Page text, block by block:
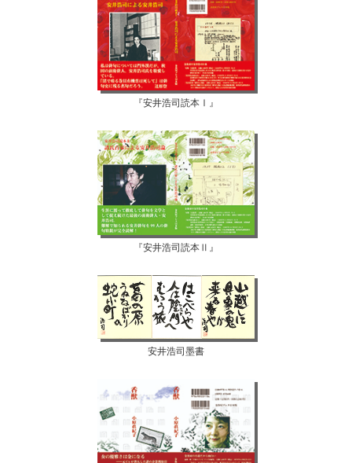
『安井浩司読本Ⅰ』
『安井浩司読本Ⅱ』
安井浩司墨書